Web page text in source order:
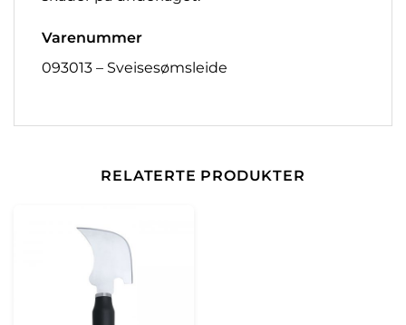
Varenummer
093013 – Sveisesømsleide
RELATERTE PRODUKTER